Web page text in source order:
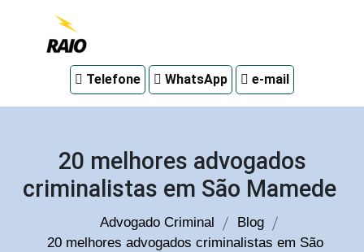
em
Telefone WhatsApp e-mail
20 melhores advogados
criminalistas em São Mamede
Advogado Criminal
Blog
20 melhores advogados criminalistas em São